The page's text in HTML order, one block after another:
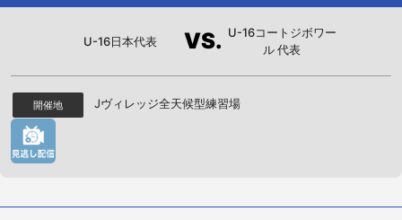
U-16日本代表 VS. U-16コートジボワー
ル 代表
開催地 Jヴィレッジ全天候型練習場